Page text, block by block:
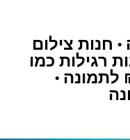
חנות צילום
רגילות כמו
של פעם החל מ- ₪1.40 לתמונה •